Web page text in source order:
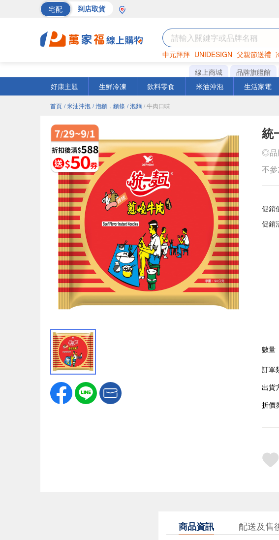
宅配 到店取貨
中元拜拜 UNIDESIGN 父親節送禮
罐頭 海苔 洋芋片
線上商城 品牌旗艦館
好康主題
生鮮冷凍 飲料零食 米油沖泡 生活家電
首頁 / 米油沖泡 / 泡麵．麵條 / 泡麵 / 牛肉口味
統
◎品
不
促銷
促銷
數量
訂單
出貨
折價
商品資訊 配送及售